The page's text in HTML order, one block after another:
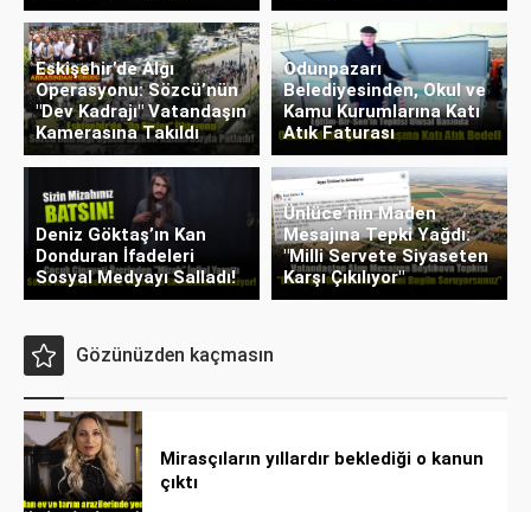
Eskişehir’de Algı
Operasyonu: Sözcü’nün
"Dev Kadrajı" Vatandaşın
Kamerasına Takıldı
Odunpazarı
Belediyesinden, Okul ve
Kamu Kurumlarına Katı
Atık Faturası
Deniz Göktaş’ın Kan
Donduran İfadeleri
Sosyal Medyayı Salladı!
Ünlüce’nin Maden
Mesajına Tepki Yağdı:
"Milli Servete Siyaseten
Karşı Çıkılıyor"
Gözünüzden kaçmasın
Mirasçıların yıllardır beklediği o kanun
çıktı